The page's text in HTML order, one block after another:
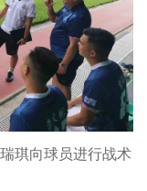
琪向球员进行战术